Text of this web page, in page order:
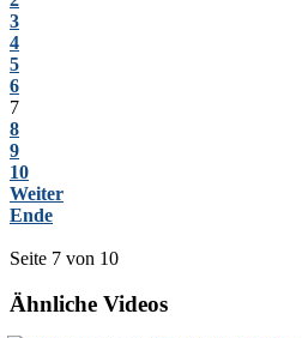
3
4
5
6
7
8
9
10
Weiter
Ende
Seite 7 von 10
Ähnliche Videos